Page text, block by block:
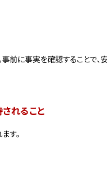
前に事実を確認することで、
れること
す。